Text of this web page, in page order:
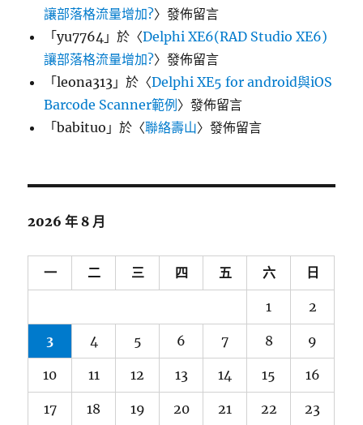
讓部落格流量增加?〉發佈留言
「yu7764 」於〈Delphi XE6(RAD Studio XE6)
讓部落格流量增加?〉發佈留言
「leona313 」於〈Delphi XE5 for android與iOS
Barcode Scanner範例〉發佈留言
「babituo 」於〈聯絡壽山〉發佈留言
2026 年 8 月
一 二 三 四 五 六 日
1 2
3 4 5 6 7 8 9
10 11 12 13 14 15 16
17 18 19 20 21 22 23